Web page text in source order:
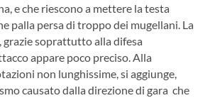
e che riescono a mettere la testa
palla persa di troppo dei mugellani. La
grazie soprattutto alla difesa
appare poco preciso. Alla
non lunghissime, si aggiunge,
causato dalla direzione di gara che